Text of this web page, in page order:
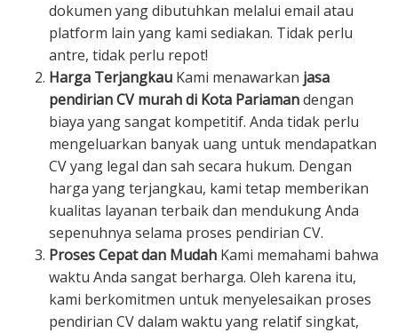
dokumen yang dibutuhkan melalui email atau
platform lain yang kami sediakan. Tidak perlu
antre, tidak perlu repot!
Harga Terjangkau Kami menawarkan jasa
pendirian CV murah di Kota Pariamandengan
biaya yang sangat kompetitif. Anda tidak perlu
mengeluarkan banyak uang untuk mendapatkan
CV yang legal dan sah secara hukum. Dengan
harga yang terjangkau, kami tetap memberikan
kualitas layanan terbaik dan mendukung Anda
sepenuhnya selama proses pendirian CV.
Proses Cepat dan Mudah Kami memahami bahwa
waktu Anda sangat berharga. Oleh karena itu,
kami berkomitmen untuk menyelesaikan proses
pendirian CV dalam waktu yang relatif singkat,